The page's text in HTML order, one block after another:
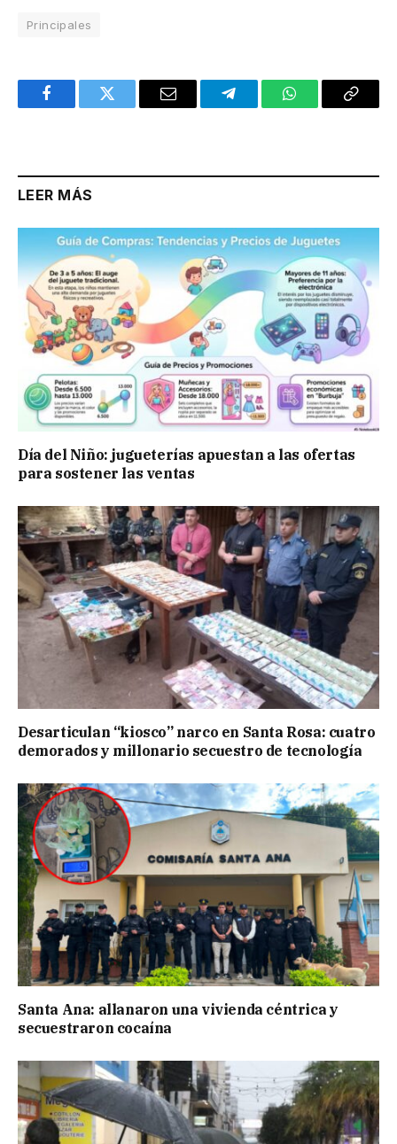
Principales
FacebookTwitter Email TelegramWhatsAppCopy
LEER MÁS
Día del Niño: jugueterías apuestan a las ofertas
para sostener las ventas
Desarticulan “kiosco” narco en Santa Rosa: cuatro
demorados y millonario secuestro de tecnología
Santa Ana: allanaron una vivienda céntrica y
secuestraron cocaína